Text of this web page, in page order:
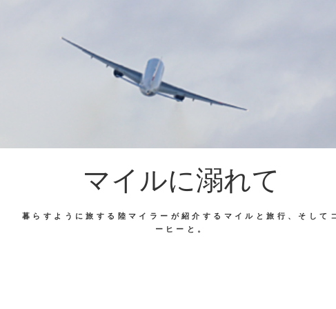
マイルに溺れて
暮らすように旅する陸マイラーが紹介するマイルと旅行、そして
ーヒーと。